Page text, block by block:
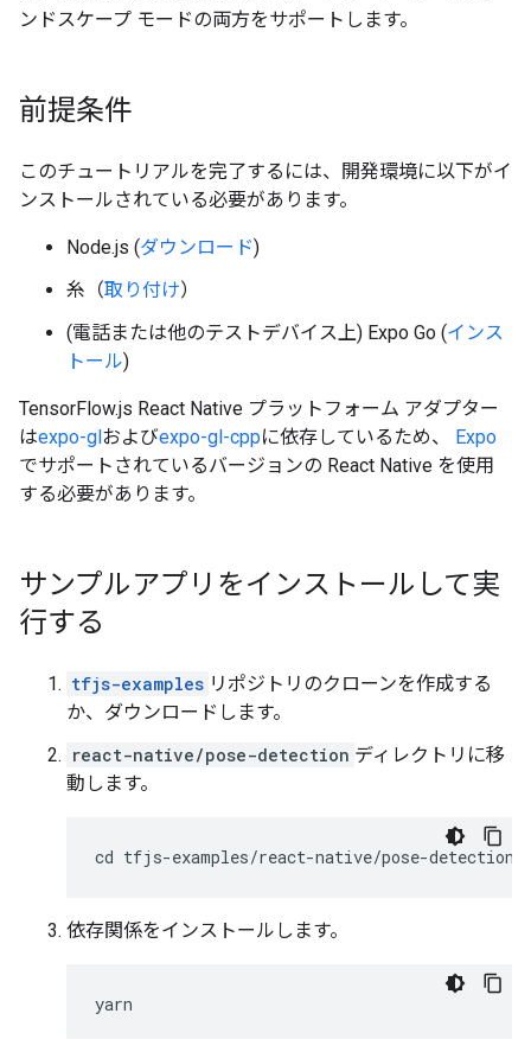
ンドスケープ モードの両方をサポートします。
前提条件
このチュートリアルを完了するには、開発環境に以下がイ
ンストールされている必要があります。
Node.js (ダウンロード)
糸（取り付け）
(電話または他のテストデバイス上) Expo Go (インス
トール)
TensorFlow.js React Native プラットフォーム アダプター
はexpo-glおよびexpo-gl-cppに依存しているため、 Expo
でサポートされているバージョンの React Native を使用
する必要があります。
サンプルアプリをインストールして実
行する
tfjs-examples リポジトリのクローンを作成する
か、ダウンロードします。
react-native/pose-detection ディレクトリに移
動します。
依存関係をインストールします。
yarn